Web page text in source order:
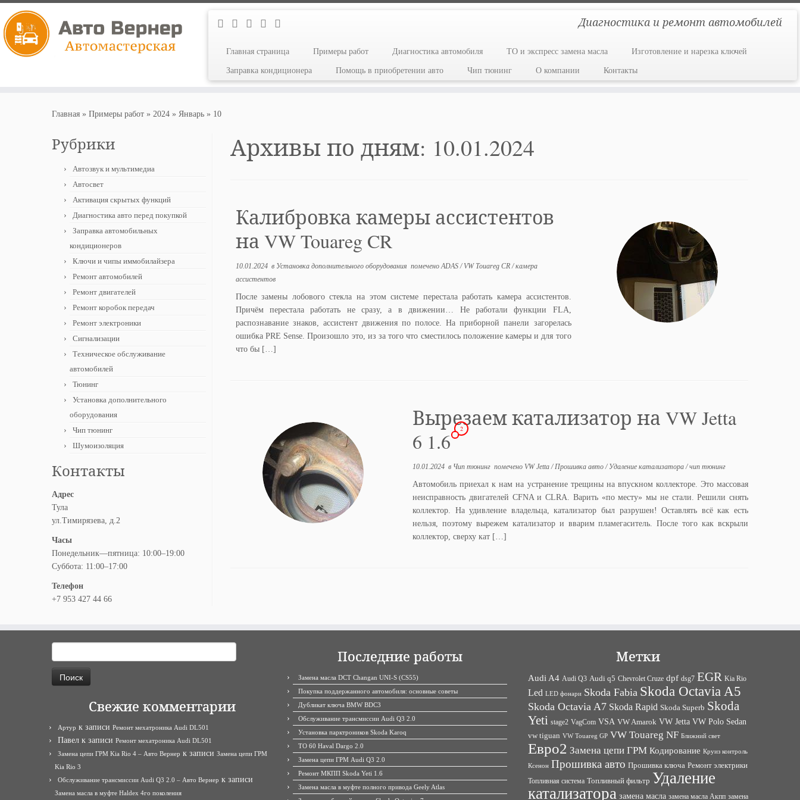
Диагностика и ремонт автомобилей
Главная страница Примеры работ Диагностика автомобиля ТО и экспресс замена масла Изготовление и нарезка ключей
Заправка кондиционера Помощь в приобретении авто Чип тюнинг О компании Контакты
Главная » Примеры работ » 2024 » Январь » 10
Рубрики
Автозвук и мультимедиа
Автосвет
Активация скрытых функций
Диагностика авто перед покупкой
Заправка автомобильных
кондиционеров
Ключи и чипы иммобилайзера
Ремонт автомобилей
Ремонт двигателей
Ремонт коробок передач
Ремонт электроники
Сигнализации
Техническое обслуживание
автомобилей
Тюнинг
Установка дополнительного
оборудования
Чип тюнинг
Шумоизоляция
Контакты
Адрес
Тула
ул.Тимирязева, д.2
Часы
Понедельник—пятница: 10:00–19:00
Суббота: 11:00–17:00
Телефон
+7 953 427 44 66
Архивы по дням: 10.01.2024
Калибровка камеры ассистентов
на VW Touareg CR
10.01.2024в Установка дополнительного оборудования помеченоADAS/ VW Touareg CR/камера
ассистентов
После замены лобового стекла на этом системе перестала работать камера ассистентов.
Причём перестала работать не сразу, а в движении… Не работали функции FLA,
распознавание знаков, ассистент движения по полосе. На приборной панели загорелась
ошибка PRE Sense. Произошло это, из за того что сместилось положение камеры и для того
что бы […]
Вырезаем катализатор на VW Jetta
6 1.6
2
10.01.2024 в Чип тюнинг помечено VW Jetta/Прошивка авто/ Удаление катализатора/чип тюнинг
Автомобиль приехал к нам на устранение трещины на впускном коллекторе. Это массовая
неисправность двигателей CFNA и CLRA. Варить «по месту» мы не стали. Решили снять
коллектор. На удивление владельца, катализатор был разрушен! Оставлять всё как есть
нельзя, поэтому вырежем катализатор и вварим пламегаситель. После того как вскрыли
коллектор, сверху кат […]
Свежие комментарии
Артур к записи Ремонт мехатроника Audi DL501
Павел к записи Ремонт мехатроника Audi DL501
Замена цепи ГРМ Kia Rio 4 – Авто Вернер к записи Замена цепи ГРМ
Kia Rio 3
Обслуживание трансмиссии Audi Q3 2.0 – Авто Вернер к записи
Замена масла в муфте Haldex 4го поколения
Последние работы
Замена масла DCT Changan UNI-S (CS55)
Покупка поддержанного автомобиля: основные советы
Дубликат ключа BMW BDC3
Обслуживание трансмиссии Audi Q3 2.0
Установка парктроников Skoda Karoq
ТО 60 Haval Dargo 2.0
Замена цепи ГРМ Audi Q3 2.0
Ремонт МКПП Skoda Yeti 1.6
Замена масла в муфте полного привода Geely Atlas
Метки
Audi A4 Audi Q3 Audi q5 Chevrolet Cruze dpf dsg7 EGR Kia Rio
Led LED фонари Skoda Fabia Skoda Octavia A5
Skoda Octavia A7 Skoda Rapid Skoda Superb Skoda
Yeti stage2 VagCom VSA VW Amarok VW Jetta VW Polo Sedan
vw tiguan VW Touareg GP VW Touareg NF Ближний свет
Евро2 Замена цепи ГРМ Кодирование Круиз контроль
Ксенон Прошивка авто Прошивка ключа Ремонт электрики
Топливная система Топливный фильтр Удаление
катализатора замена масла замена масла Акпп замена